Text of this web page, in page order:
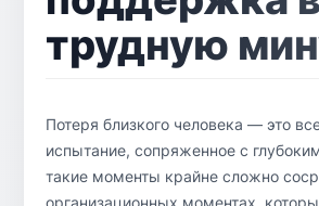
трудную
Потеря близкого человека — это
испытание, сопряженное с
такие моменты крайне сложно